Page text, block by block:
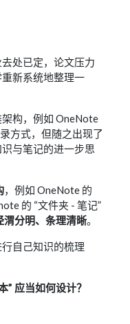
处已定，论文压力
新系统地整理一
构，例如 OneNote
方式，但随之出现了
与笔记的进一步思
，例如 OneNote 的
的 “文件夹 - 笔记”
渭分明、条理清晰。
自己知识的梳理
” 应当如何设计？